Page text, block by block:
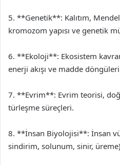
5. **Genetik**: Kalıtım,
kromozom yapısı ve genetik
6. **Ekoloji**: Ekosistem
enerji akışı ve madde
7. **Evrim**: Evrim teorisi,
türleşme süreçleri.
8. **İnsan Biyolojisi**: İnsan
sindirim, solunum, sinir,